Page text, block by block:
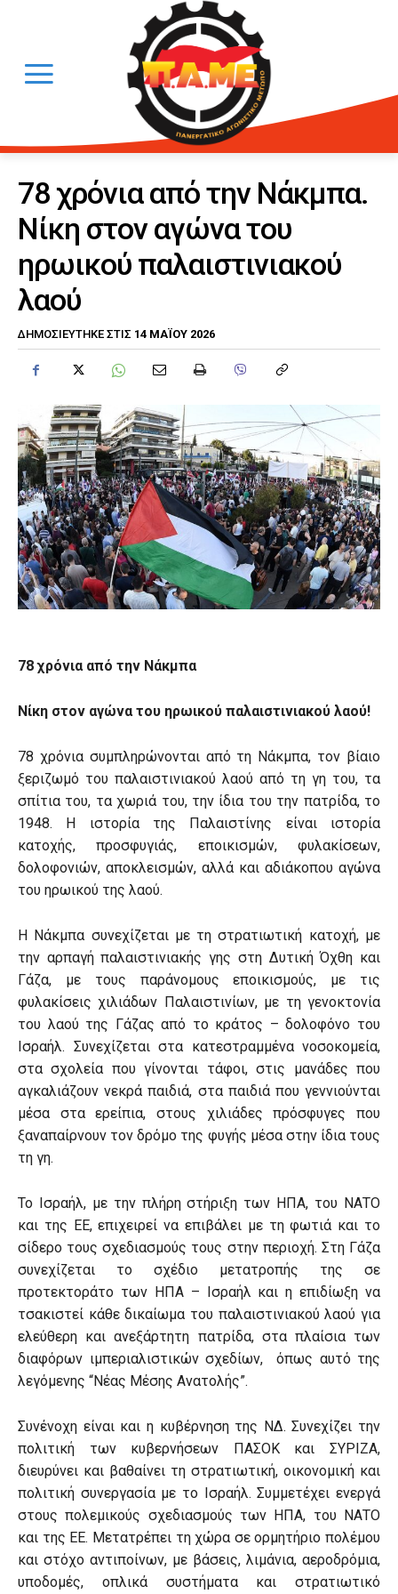
78 χρόνια από την Νάκμπα.
Νίκη στον αγώνα του
ηρωικού παλαιστινιακού
λαού
ΔΗΜΟΣΙΕΎΤΗΚΕ ΣΤΙΣ 14 ΜΑΪ́ΟΥ 2026
78 χρόνια από την Νάκμπα
Νίκη στον αγώνα του ηρωικού παλαιστινιακού λαού!
78 χρόνια συμπληρώνονται από τη Νάκμπα, τον βίαιο
ξεριζωμό του παλαιστινιακού λαού από τη γη του, τα
σπίτια του, τα χωριά του, την ίδια του την πατρίδα, το
1948. Η ιστορία της Παλαιστίνης είναι ιστορία
κατοχής, προσφυγιάς, εποικισμών, φυλακίσεων,
δολοφονιών, αποκλεισμών, αλλά και αδιάκοπου αγώνα
του ηρωικού της λαού.
Η Νάκμπα συνεχίζεται με τη στρατιωτική κατοχή, με
την αρπαγή παλαιστινιακής γης στη Δυτική Όχθη και
Γάζα, με τους παράνομους εποικισμούς, με τις
φυλακίσεις χιλιάδων Παλαιστινίων, με τη γενοκτονία
του λαού της Γάζας από το κράτος – δολοφόνο του
Ισραήλ. Συνεχίζεται στα κατεστραμμένα νοσοκομεία,
στα σχολεία που γίνονται τάφοι, στις μανάδες που
αγκαλιάζουν νεκρά παιδιά, στα παιδιά που γεννιούνται
μέσα στα ερείπια, στους χιλιάδες πρόσφυγες που
ξαναπαίρνουν τον δρόμο της φυγής μέσα στην ίδια τους
τη γη.
Το Ισραήλ, με την πλήρη στήριξη των ΗΠΑ, του ΝΑΤΟ
και της ΕΕ, επιχειρεί να επιβάλει με τη φωτιά και το
σίδερο τους σχεδιασμούς τους στην περιοχή. Στη Γάζα
συνεχίζεται το σχέδιο μετατροπής της σε
προτεκτοράτο των ΗΠΑ – Ισραήλ και η επιδίωξη να
τσακιστεί κάθε δικαίωμα του παλαιστινιακού λαού για
ελεύθερη και ανεξάρτητη πατρίδα, στα πλαίσια των
διαφόρων ιμπεριαλιστικών σχεδίων, όπως αυτό της
λεγόμενης “Νέας Μέσης Ανατολής”.
Συνένοχη είναι και η κυβέρνηση της ΝΔ. Συνεχίζει την
πολιτική των κυβερνήσεων ΠΑΣΟΚ και ΣΥΡΙΖΑ,
διευρύνει και βαθαίνει τη στρατιωτική, οικονομική και
πολιτική συνεργασία με το Ισραήλ. Συμμετέχει ενεργά
στους πολεμικούς σχεδιασμούς των ΗΠΑ, του ΝΑΤΟ
και της ΕΕ. Μετατρέπει τη χώρα σε ορμητήριο πολέμου
και στόχο αντιποίνων, με βάσεις, λιμάνια, αεροδρόμια,
υποδομές, οπλικά συστήματα και στρατιωτικό